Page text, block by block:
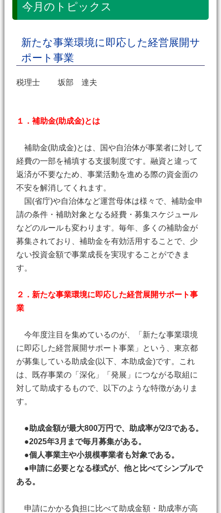
今月のトピックス
新たな事業環境に即応した経営展開サ
ポート事業
税理士 坂部 達夫
１．補助金(助成金)とは
補助金(助成金)とは、国や自治体が事業者に対して
経費の一部を補填する支援制度です。融資と違って
返済が不要なため、事業活動を進める際の資金面の
不安を解消してくれます。
国(省庁)や自治体など運営母体は様々で、補助金申
請の条件・補助対象となる経費・募集スケジュール
などのルールも変わります。毎年、多くの補助金が
募集されており、補助金を有効活用することで、少
ない投資金額で事業成長を実現することができま
す。
２．新たな事業環境に即応した経営展開サポート事
業
今年度注目を集めているのが、「新たな事業環境
に即応した経営展開サポート事業」という、東京都
が募集している助成金(以下、本助成金)です。これ
は、既存事業の「深化」「発展」につながる取組に
対して助成するもので、以下のような特徴がありま
す。
●助成金額が最大800万円で、助成率が2/3である。
●2025年3月まで毎月募集がある。
●個人事業主や小規模事業者も対象である。
●申請に必要となる様式が、他と比べてシンプルで
ある。
申請にかかる負担に比べて助成金額・助成率が高